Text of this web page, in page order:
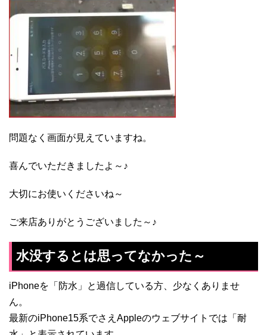
問題なく画面が見えていますね。
喜んでいただきましたよ～♪
大切にお使いくださいね～
ご来店ありがとうございました～♪
水没するとは思ってなかった～
iPhoneを「防水」と過信している方、少なくありませ
ん。
最新のiPhone15系でさえAppleのウェブサイトでは「耐